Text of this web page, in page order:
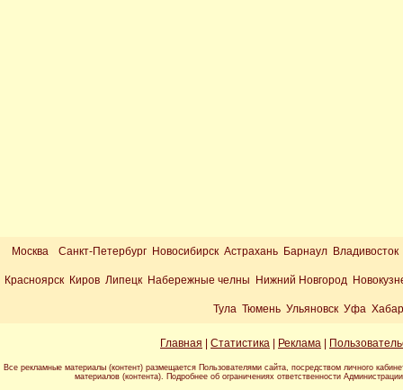
Москва Санкт-Петербург Новосибирск Астрахань Барнаул
Красноярск Киров Липецк Набережные челны Нижний Новгород
Тула Тюмень Ульяновск Уфа
Главная Статистика Реклама
Все рекламные материалы (контент) размещается Пользователями сайта, посредством личного
материалов (контента). Подробнее об ограничениях ответственности